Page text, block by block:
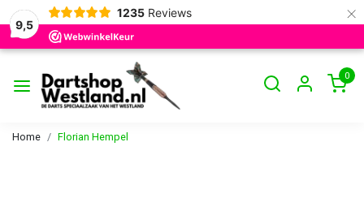
9,5
1235 Reviews ×
0
Home Florian Hempel